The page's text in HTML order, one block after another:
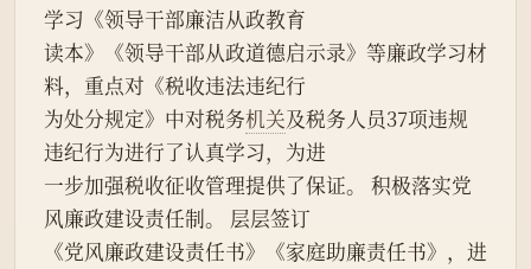
学习《领导干部廉洁从政教育
读本》《领导干部从政道德启示录》等廉政学习材
料，重点对《税收违法违纪行
为处分规定》中对税务机关及税务人员37项违规
违纪行为进行了认真学习，为进
一步加强税收征收管理提供了保证。 积极落实党
风廉政建设责任制。 层层签订
《党风廉政建设责任书》《家庭助廉责任书》，进